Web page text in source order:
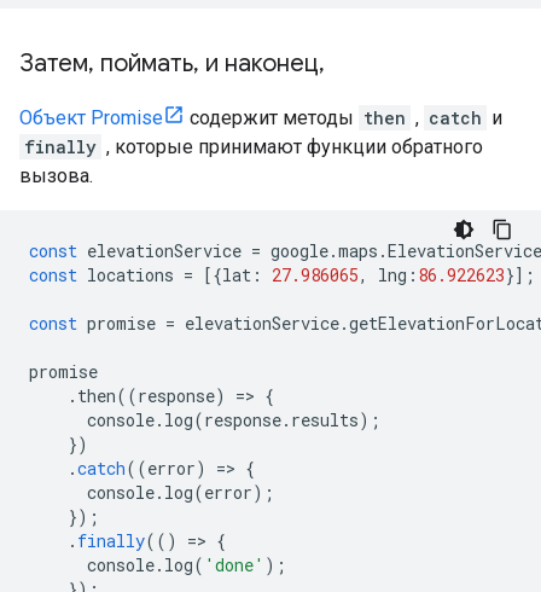
Затем, поймать, и наконец,
Объект Promise содержит методы then , catch и
finally , которые принимают функции обратного
вызова.
const elevationService = google.maps .ElevationService
const locations = [{lat : 27.986065, lng : 86.922623}];
const promise = elevationService.
promise
. then((response) => {
console. log(response. results);
})
.catch((error) => {
console. log(error);
});
. finally(() => {
console. log( 'done' );